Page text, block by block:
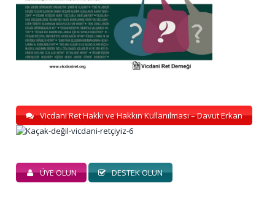
Vicdani Ret Hakkı ve Hakkın Kullanılması – Davut Erkan
ÜYE OLUN DESTEK OLUN